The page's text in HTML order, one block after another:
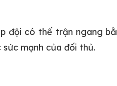
đội có thế trận ngang
mạnh của đối thủ.